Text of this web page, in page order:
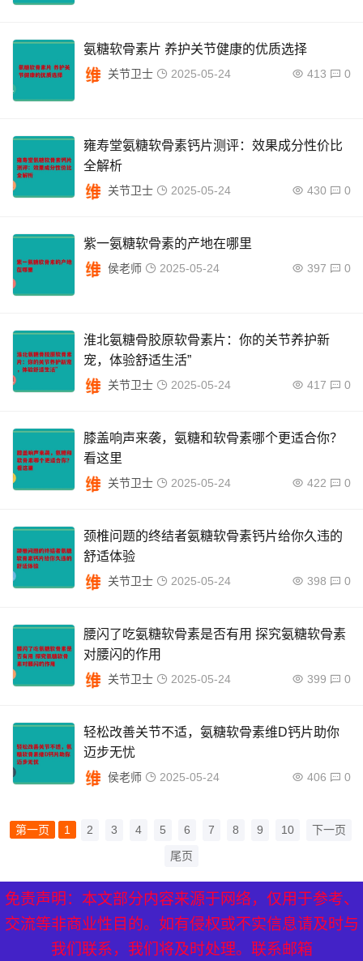
氨糖软骨素片 养护关节健康的优质选择
关节卫士 2025-05-24 413 0
雍寿堂氨糖软骨素钙片测评：效果成分性价比
全解析
关节卫士 2025-05-24 430 0
紫一氨糖软骨素的产地在哪里
侯老师 2025-05-24 397 0
淮北氨糖骨胶原软骨素片：你的关节养护新
宠，体验舒适生活”
关节卫士 2025-05-24 417 0
膝盖响声来袭，氨糖和软骨素哪个更适合你？
看这里
关节卫士 2025-05-24 422 0
颈椎问题的终结者氨糖软骨素钙片给你久违的
舒适体验
关节卫士 2025-05-24 398 0
腰闪了吃氨糖软骨素是否有用 探究氨糖软骨素
对腰闪的作用
关节卫士 2025-05-24 399 0
轻松改善关节不适，氨糖软骨素维D钙片助你
迈步无忧
侯老师 2025-05-24 406 0
第一页 1 2 3 4 5 6 7 8 9 10
下一页
尾页
免责声明：本文部分内容来源于网络，仅用于参考、
交流等非商业性目的。如有侵权或不实信息请及时与
我们联系，我们将及时处理。联系邮箱